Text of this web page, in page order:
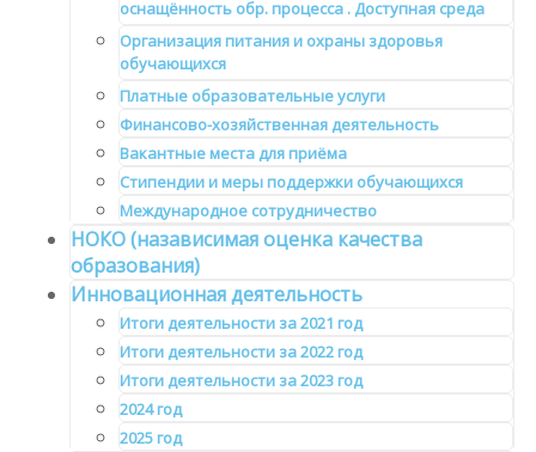
оснащённость обр. процесса . Доступная среда
Организация питания и охраны здоровья
обучающихся
Платные образовательные услуги
Финансово-хозяйственная деятельность
Вакантные места для приёма
Стипендии и меры поддержки обучающихся
Международное сотрудничество
НОКО (назависимая оценка качества
образования)
Инновационная деятельность
Итоги деятельности за 2021 год
Итоги деятельности за 2022 год
Итоги деятельности за 2023 год
2024 год
2025 год